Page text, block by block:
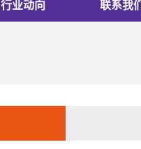
行业动向 联系我们